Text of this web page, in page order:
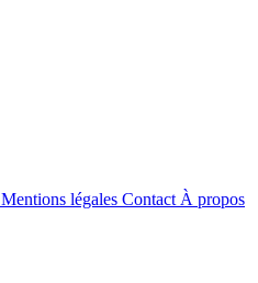
Mentions légales Contact À propos